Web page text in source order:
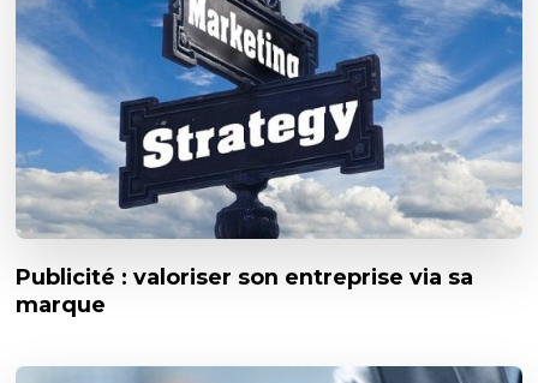
Publicité : valoriser son entreprise via sa
marque